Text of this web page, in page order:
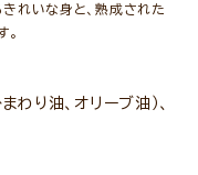
れいな身と、熟成された
。
わり油、オリーブ油）、